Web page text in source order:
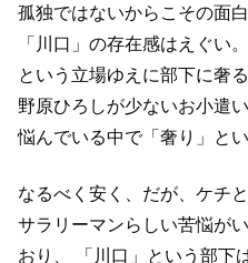
孤独ではないからこその面白
「川口」の存在感はえぐい。
という立場ゆえに部下に奢
野原ひろしが少ないお小遣
悩んでいる中で「奢り」と
なるべく安く、だが、ケチ
サラリーマンらしい苦悩が
おり、
「川口」という部下